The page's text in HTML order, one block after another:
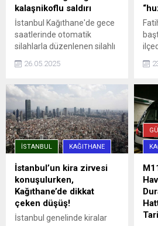
kalaşnikoflu saldırı
İstanbul Kağıthane'de gece
saatlerinde otomatik
silahlarla düzenlenen silahlı
saldırıda, aracına ateş açılan
Ümit Engin şans eseri yara
güvenlik kamerasına
yansıdı.
26.05.2025
İSTANBUL KAĞITHANE
İstanbul’un kira zirvesi
konuşulurken,
Kağıthane’de dikkat
çeken düşüş!
İstanbul genelinde kiralar